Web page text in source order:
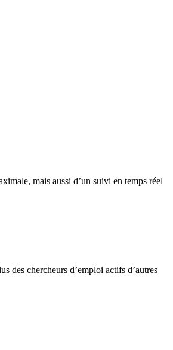
mais aussi d’un suivi en temps réel
des chercheurs d’emploi actifs d’autres